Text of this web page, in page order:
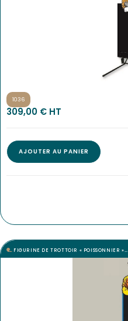
1036
309,00 € HT
AJOUTER AU PANIER
FIGURINE DE TROTTOIR « POISSONNIER »…